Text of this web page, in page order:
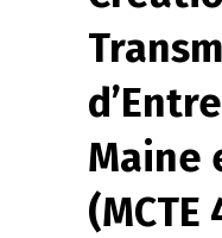
Maine
(MCTE